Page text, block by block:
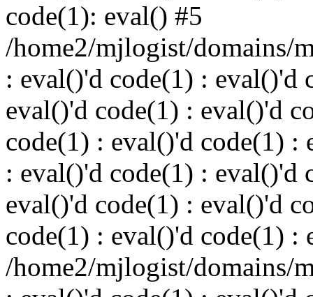
code(1): eval() #5
/home2/mjlogist/domains/
: eval()'d code(1) : eval()'d
eval()'d code(1) : eval()'d
code(1) : eval()'d code(1) :
: eval()'d code(1) : eval()'d
eval()'d code(1) : eval()'d
code(1) : eval()'d code(1) :
/home2/mjlogist/domains/